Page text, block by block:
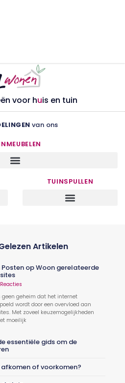
voor huis en tuin
van ons
TUINSPULLEN
Artikelen
Posten op Woon gerelateerde
geen geheim dat het internet
wordt door een overvloed aan
Met zoveel keuzemogelijkheden
moeilijk
essentiële gids om de
of voorkomen?